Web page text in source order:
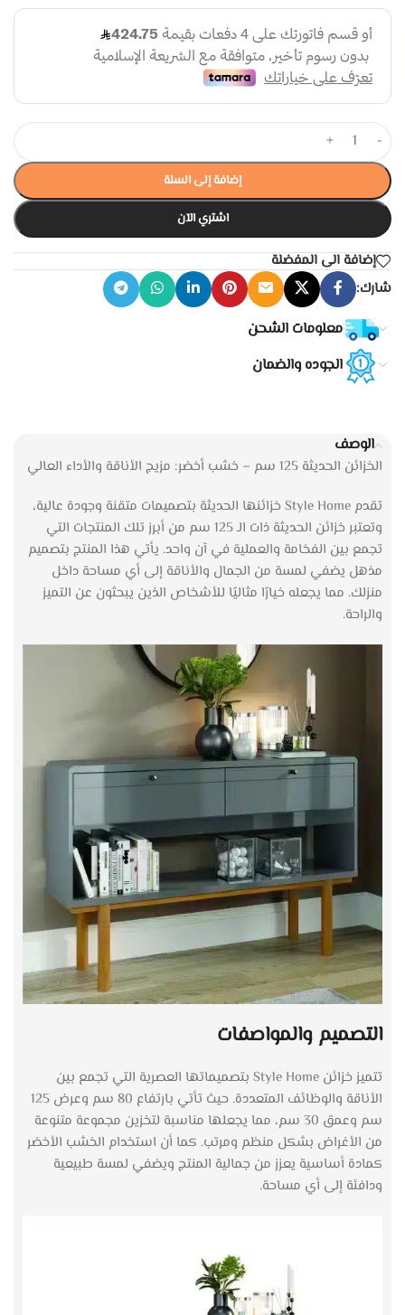
-
+
إضافة إلى السلة
اشتري الآن
إضافة الى المفضلة
شارك:
معلومات الشحن
الجوده والضمان
الوصف
الخزائن الحديثة 125 سم – خشب أخضر: مزيج الأناقة والأداء العالي
تقدم Style Home خزائنها الحديثة بتصميمات متقنة وجودة عالية،
وتعتبر خزائن الحديثة ذات الـ 125 سم من أبرز تلك المنتجات التي
تجمع بين الفخامة والعملية في آن واحد. يأتي هذا المنتج بتصميم
مذهل يضفي لمسة من الجمال والأناقة إلى أي مساحة داخل
منزلك. مما يجعله خيارًا مثاليًا للأشخاص الذين يبحثون عن التميز
والراحة.
التصميم والمواصفات
تتميز خزائن Style Home بتصميماتها العصرية التي تجمع بين
الأناقة والوظائف المتعددة. حيث تأتي بارتفاع 80 سم وعرض 125
سم وعمق 30 سم، مما يجعلها مناسبة لتخزين مجموعة متنوعة
من الأغراض بشكل منظم ومرتب. كما أن استخدام الخشب الأخضر
كمادة أساسية يعزز من جمالية المنتج ويضفي لمسة طبيعية
ودافئة إلى أي مساحة.